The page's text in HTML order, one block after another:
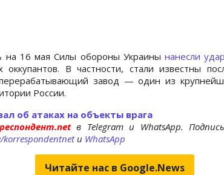
на 16 мая Силы обороны Украины нанесли
оккупантов. В частности, стали известны
завод — один из
России.
об атаках на объекты врага
в Telegram и WhatsApp.
и WhatsApp
Читайте нас в Google.News